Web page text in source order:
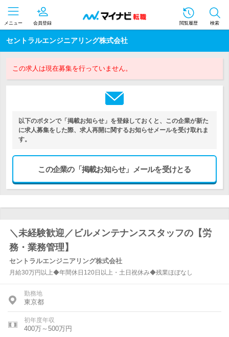
メニュー 会員登録 閲覧履歴 検索
セントラルエンジニアリング株式会社
この求人は現在募集を行っていません。
以下のボタンで「掲載お知らせ」を登録しておくと、この企業が新た
に求人募集をした際、求人再開に関するお知らせメールを受け取れま
す。
この企業の「掲載お知らせ」メールを受けとる
＼未経験歓迎／ビルメンテナンススタッフの【労
務・業務管理】
セントラルエンジニアリング株式会社
月給30万円以上◆年間休日120日以上・土日祝休み◆残業ほぼなし
勤務地
東京都
初年度年収
400万～500万円